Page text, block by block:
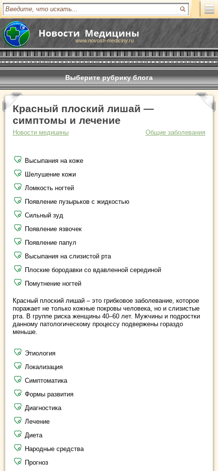
www.novosti-mediciny.ru
Выберите рубрику блога
Красный плоский лишай —
симптомы и лечение
Новости медицины Общие заболевания
Высыпания на коже
Шелушение кожи
Ломкость ногтей
Появление пузырьков с жидкостью
Сильный зуд
Появление язвочек
Появление папул
Высыпания на слизистой рта
Плоские бородавки со вдавленной серединой
Помутнение ногтей
Красный плоский лишай – это грибковое заболевание, которое
поражает не только кожные покровы человека, но и слизистые
рта. В группе риска женщины 40–60 лет. Мужчины и подростки
данному патологическому процессу подвержены гораздо
меньше.
Этиология
Локализация
Симптоматика
Формы развития
Диагностика
Лечение
Диета
Народные средства
Прогноз